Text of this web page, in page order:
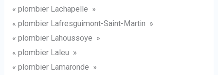
« plombier Lachapelle »
« plombier Lafresguimont-Saint-Martin »
« plombier Lahoussoye »
« plombier Laleu »
« plombier Lamaronde »